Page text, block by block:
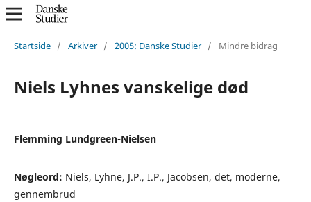
Startside / Arkiver / 2005: Danske Studier / Mindre bidrag
Niels Lyhnes vanskelige død
Flemming Lundgreen-Nielsen
Nøgleord: Niels, Lyhne, J.P., I.P., Jacobsen, det, moderne,
gennembrud